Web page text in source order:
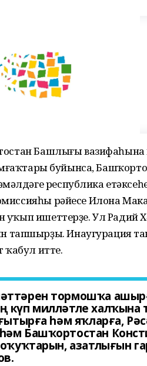
Башлығы
буйынса,
республика етәксеһе
рәйесе Илона
уҡып ишеттерҙе. Ул Радий
Инаугурация
итте.
тормошҡа
күп милләтле халҡына
һәм яҡларға,
Башҡортостан
азатлығын